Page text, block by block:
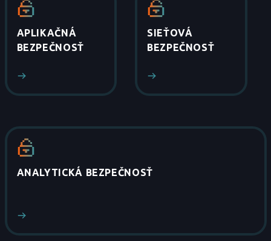
APLIKAČNÁ
BEZPEČNOSŤ
SIEŤOVÁ
BEZPEČNOSŤ
ANALYTICKÁ BEZPEČNOSŤ